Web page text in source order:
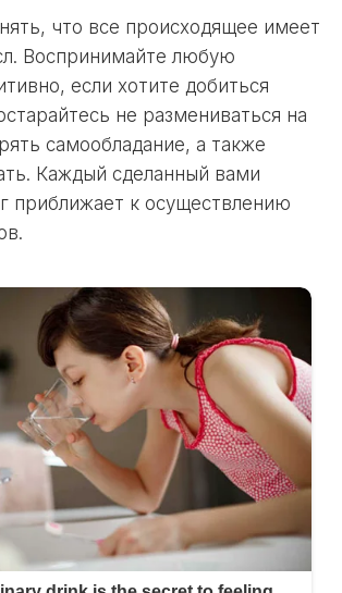
что все происходящее имеет
Воспринимайте любую
если хотите добиться
не размениваться на
самообладание, а также
Каждый сделанный вами
приближает к осуществлению